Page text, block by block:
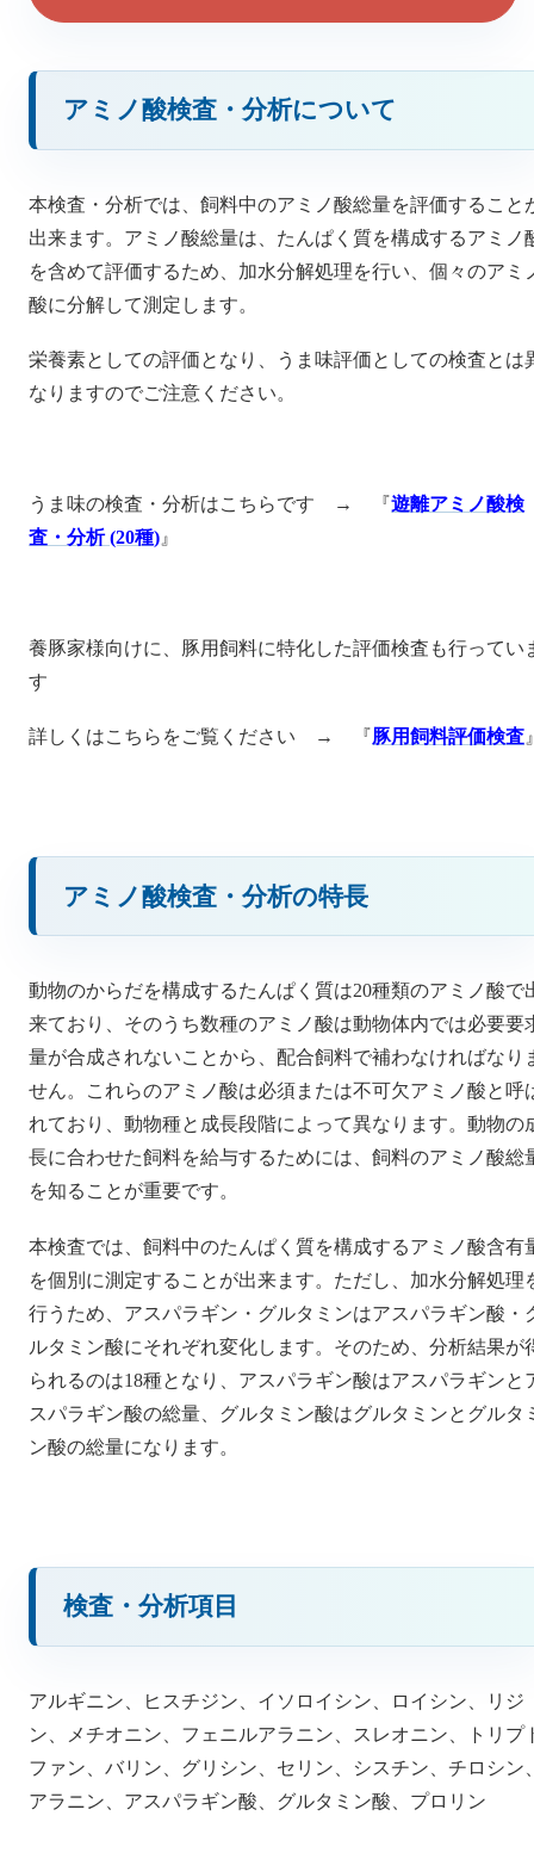
アミノ酸検査・分析について
本検査・分析では、飼料中のアミノ酸総量を評価すること
出来ます。アミノ酸総量は、たんぱく質を構成するアミノ
を含めて評価するため、加水分解処理を行い、個々のアミ
酸に分解して測定します。
栄養素としての評価となり、うま味評価としての検査とは
なりますのでご注意ください。
うま味の検査・分析はこちらです → 『遊離アミノ酸検
査・分析 (20種) 』
養豚家様向けに、豚用飼料に特化した評価検査も行ってい
す
詳しくはこちらをご覧ください → 『豚用飼料評価検査
アミノ酸検査・分析の特長
動物のからだを構成するたんぱく質は20種類のアミノ酸で
来ており、そのうち数種のアミノ酸は動物体内では必要要
量が合成されないことから、配合飼料で補わなければなり
せん。これらのアミノ酸は必須または不可欠アミノ酸と呼
れており、動物種と成長段階によって異なります。動物の
長に合わせた飼料を給与するためには、飼料のアミノ酸総
を知ることが重要です。
本検査では、飼料中のたんぱく質を構成するアミノ酸含有
を個別に測定することが出来ます。ただし、加水分解処理
行うため、アスパラギン・グルタミンはアスパラギン酸・
ルタミン酸にそれぞれ変化します。そのため、分析結果が
られるのは18種となり、アスパラギン酸はアスパラギンと
スパラギン酸の総量、グルタミン酸はグルタミンとグルタ
ン酸の総量になります。
検査・分析項目
アルギニン、ヒスチジン、イソロイシン、ロイシン、リジ
ン、メチオニン、フェニルアラニン、スレオニン、トリプ
ファン、バリン、グリシン、セリン、シスチン、チロシン
アラニン、アスパラギン酸、グルタミン酸、プロリン